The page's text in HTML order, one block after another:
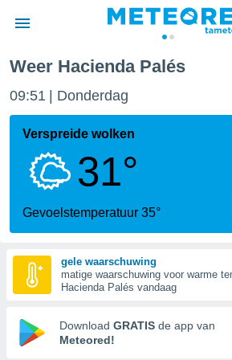
door
verstrekte
hoge
hebt de
voor
op basis
Weer Hacienda Palés
09:51 Donderdag
Verspreide wolken
31°
Gevoelstemperatuur 35°
gele waarschuwing
matige waarschuwing voor warme
Hacienda Palés vandaag
Download GRATIS de app van
Meteored!